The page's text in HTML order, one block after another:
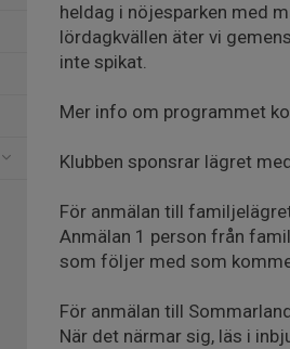
heldag i nöjesparken med
lördagkvällen äter vi
inte spikat.
Mer info om programmet
Klubben sponsrar lägret
För anmälan till
Anmälan 1 person från
som följer med som
För anmälan till
När det närmar sig, läs i